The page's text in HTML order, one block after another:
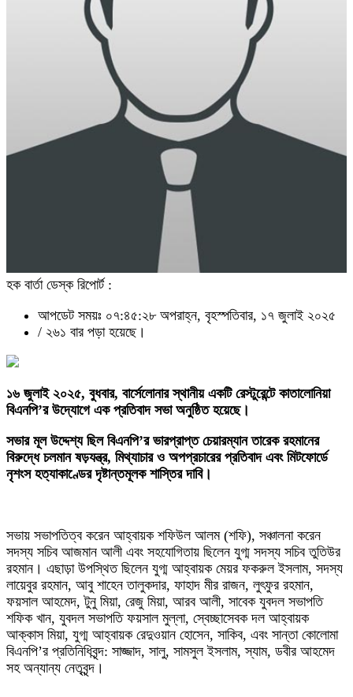
হক বার্তা ডেস্ক রিপোর্ট :
আপডেট সময়ঃ ০৭:৪৫:২৮ অপরাহ্ন, বৃহস্পতিবার, ১৭ জুলাই ২০২৫
/ ২৬১ বার পড়া হয়েছে।
১৬ জুলাই ২০২৫, বুধবার, বার্সেলোনার স্থানীয় একটি রেস্টুরেন্টে কাতালোনিয়া
বিএনপি’র উদ্যোগে এক প্রতিবাদ সভা অনুষ্ঠিত হয়েছে।
সভার মূল উদ্দেশ্য ছিল বিএনপি’র ভারপ্রাপ্ত চেয়ারম্যান তারেক রহমানের
বিরুদ্ধে চলমান ষড়যন্ত্র, মিথ্যাচার ও অপপ্রচারের প্রতিবাদ এবং মিটফোর্ডে
নৃশংস হত্যাকাণ্ডের দৃষ্টান্তমূলক শাস্তির দাবি।
‎সভায় সভাপতিত্ব করেন আহ্বায়ক শফিউল আলম (শফি), সঞ্চালনা করেন
সদস্য সচিব আজমান আলী এবং সহযোগিতায় ছিলেন যুগ্ম সদস্য সচিব তুতিউর
রহমান। এছাড়া উপস্থিত ছিলেন যুগ্ম আহ্বায়ক মেয়র ফকরুল ইসলাম, সদস্য
লায়েবুর রহমান, আবু শাহেন তালুকদার, ফাহাদ মীর রাজন, লুৎফুর রহমান,
ফয়সাল আহমেদ, টুনু মিয়া, রেজু মিয়া, আরব আলী, সাবেক যুবদল সভাপতি
শফিক খান, যুবদল সভাপতি ফয়সাল মুল্লা, স্বেচ্ছাসেবক দল আহ্বায়ক
আক্কাস মিয়া, যুগ্ম আহ্বায়ক রেদুওয়ান হোসেন, সাকিব, এবং সান্তা কোলোমা
বিএনপি’র প্রতিনিধিবৃন্দ: সাজ্জাদ, সালু, সামসুল ইসলাম, স্যাম, ডবীর আহমেদ
সহ অন্যান্য নেতৃবৃন্দ।